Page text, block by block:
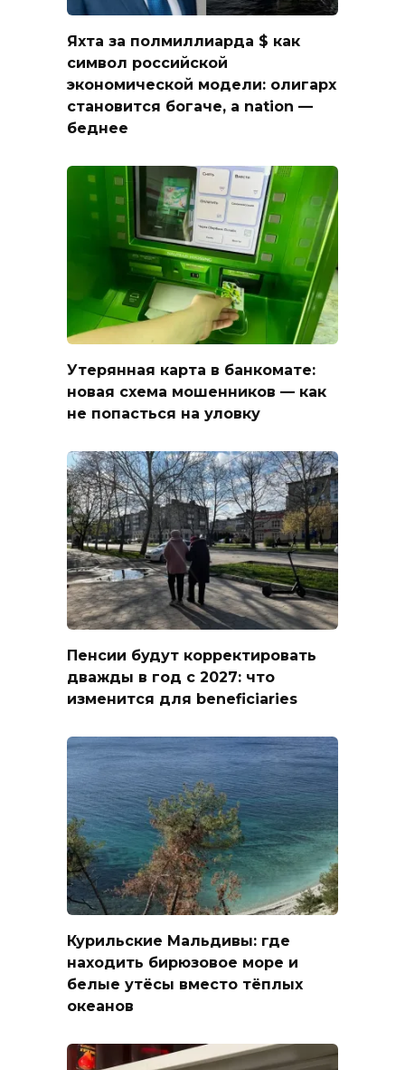
Яхта за полмиллиарда $ как
символ российской
экономической модели: олигарх
становится богаче, а nation —
беднее
Утерянная карта в банкомате:
новая схема мошенников — как
не попасться на уловку
Пенсии будут корректировать
дважды в год с 2027: что
изменится для beneficiaries
Курильские Мальдивы: где
находить бирюзовое море и
белые утёсы вместо тёплых
океанов